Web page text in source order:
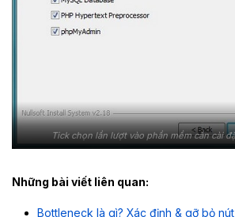
Tick chọn lần lượt vào phần mềm cần cài
Những bài viết liên quan:
Bottleneck là gì? Xác định & gỡ bỏ